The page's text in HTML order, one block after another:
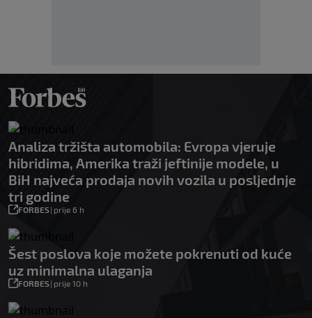
Analiza tržišta automobila: Evropa vjeruje
hibridima, Amerika traži jeftinije modele, u
BiH najveća prodaja novih vozila u posljednje
tri godine
FORBES| prije 6 h
Šest poslova koje možete pokrenuti od kuće
uz minimalna ulaganja
FORBES| prije 10 h